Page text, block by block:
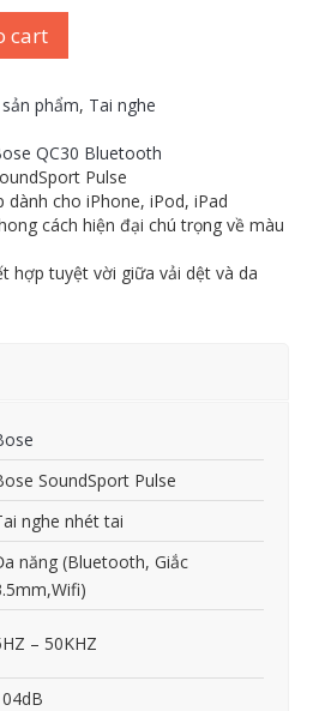
cart
phẩm, Tai nghe
QC30 Bluetooth
Pulse
dành cho iPhone, iPod, iPad
cách hiện đại chú trọng về màu
hợp tuyệt vời giữa vải dệt và da
SoundSport Pulse
nghe nhét tai
năng (Bluetooth, Giắc
– 50KHZ